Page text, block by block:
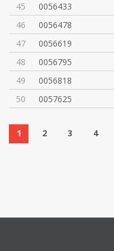
45
0056433
46
0056478
47
0056619
48
0056795
49
0056818
50
0057625
1 2 3 4